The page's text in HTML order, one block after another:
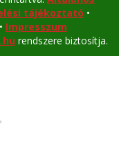
tájékoztató •
Impresszum
rendszere biztosítja.